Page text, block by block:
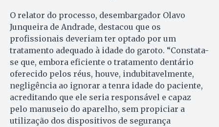
O relator do processo, desembargador Olavo
Junqueira de Andrade, destacou que os
profissionais deveriam ter optado por um
tratamento adequado à idade do garoto. “Constata-
se que, embora eficiente o tratamento dentário
oferecido pelos réus, houve, indubitavelmente,
negligência ao ignorar a tenra idade do paciente,
acreditando que ele seria responsável e capaz
pelo manuseio do aparelho, sem propiciar a
utilização dos dispositivos de segurança